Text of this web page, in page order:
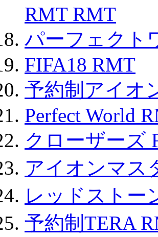
RMT RMT
パーフェクト
FIFA18 RMT
予約制アイオ
Perfect World
クローザーズ
アイオンマス
レッドストー
予約制TERA